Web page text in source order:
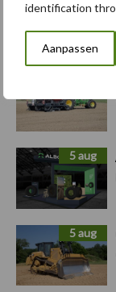
identification
Aanpassen
Primaire
Sidebar
Recent
5 aug
5 aug